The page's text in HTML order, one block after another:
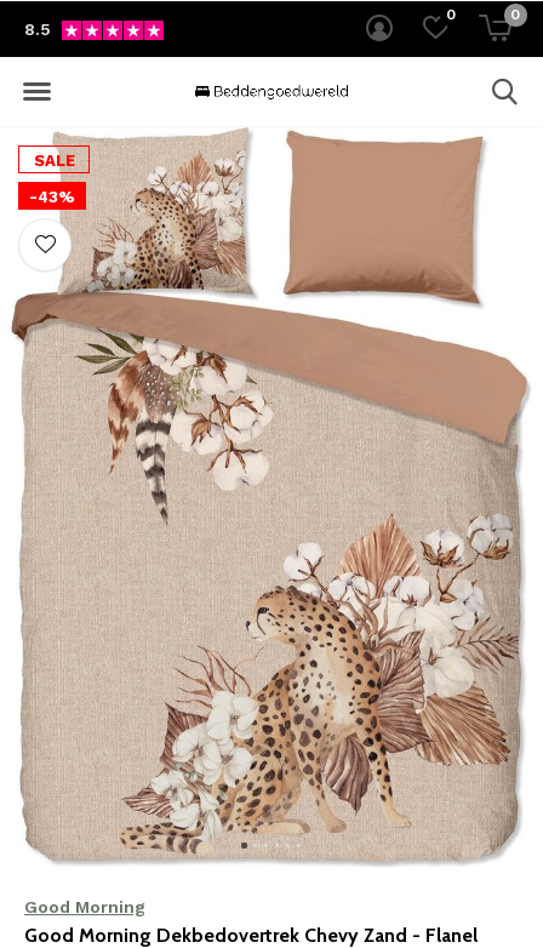
0 0
8.5
SALE
-43%
Good Morning
Good Morning Dekbedovertrek Chevy Zand - Flanel